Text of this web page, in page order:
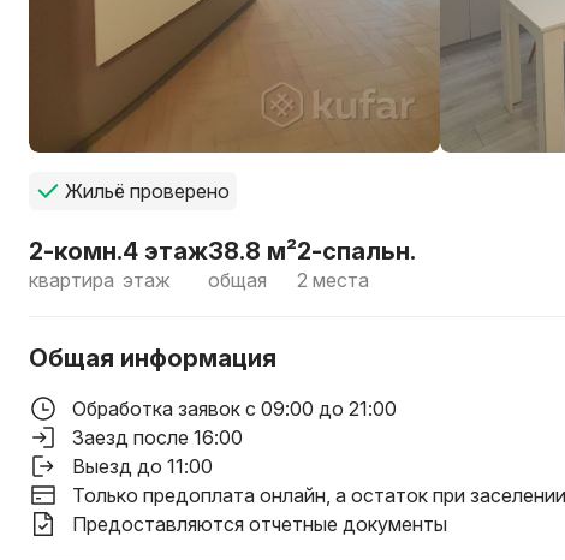
Жильё проверено
2-комн.
квартира
4 этаж
этаж
38.8 м²
общая
2-спальн.
2 места
Общая информация
Обработка заявок с 09:00 до 21:00
Заезд после 16:00
Выезд до 11:00
Только предоплата онлайн, а остаток при заселении
Предоставляются отчетные документы